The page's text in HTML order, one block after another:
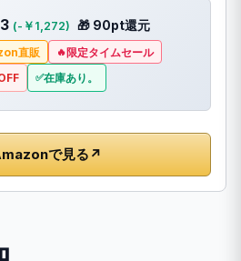
(-￥1,272) 🎁 90pt還元
直販
限定タイムセール
在庫あり。
で見る ↗